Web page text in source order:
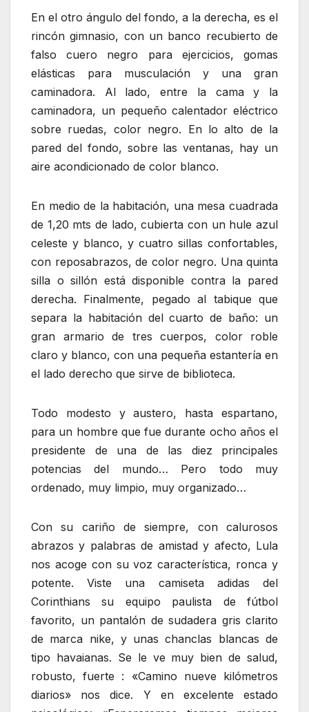
En el otro ángulo del fondo, a la derecha, es el
rincón gimnasio, con un banco recubierto de
falso cuero negro para ejercicios, gomas
elásticas para musculación y una gran
caminadora. Al lado, entre la cama y la
caminadora, un pequeño calentador eléctrico
sobre ruedas, color negro. En lo alto de la
pared del fondo, sobre las ventanas, hay un
aire acondicionado de color blanco.
En medio de la habitación, una mesa cuadrada
de 1,20 mts de lado, cubierta con un hule azul
celeste y blanco, y cuatro sillas confortables,
con reposabrazos, de color negro. Una quinta
silla o sillón está disponible contra la pared
derecha. Finalmente, pegado al tabique que
separa la habitación del cuarto de baño: un
gran armario de tres cuerpos, color roble
claro y blanco, con una pequeña estantería en
el lado derecho que sirve de biblioteca.
Todo modesto y austero, hasta espartano,
para un hombre que fue durante ocho años el
presidente de una de las diez principales
potencias del mundo… Pero todo muy
ordenado, muy limpio, muy organizado…
Con su cariño de siempre, con calurosos
abrazos y palabras de amistad y afecto, Lula
nos acoge con su voz característica, ronca y
potente. Viste una camiseta adidas del
Corinthians su equipo paulista de fútbol
favorito, un pantalón de sudadera gris clarito
de marca nike, y unas chanclas blancas de
tipo havaianas. Se le ve muy bien de salud,
robusto, fuerte : «Camino nueve kilómetros
diarios» nos dice. Y en excelente estado